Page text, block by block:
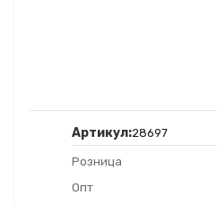
Артикул:28697
Розница
Опт